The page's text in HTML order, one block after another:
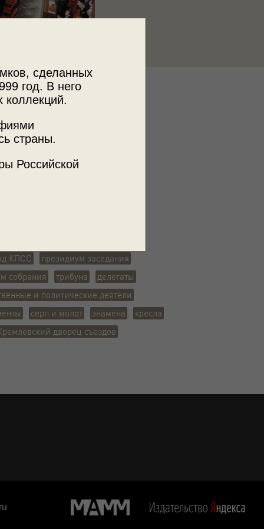
сделанных
год. В него
коллекций.
страны.
Российской
КПСС
президиум заседания
собрания
трибуна
делегаты
и политические деятели
серп и молот знамена
кресла
дворец съездов